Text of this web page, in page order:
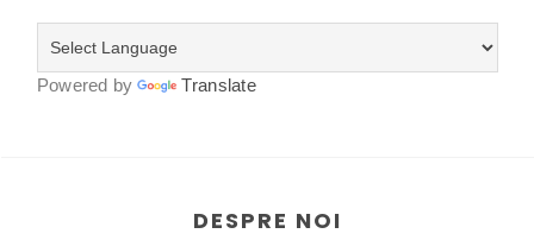
Powered by Translate
DESPRE NOI